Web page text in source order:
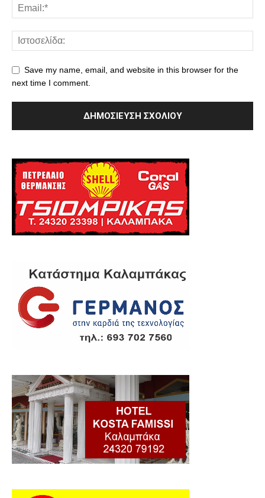
Save my name, email, and website in this browser for the
next time I comment.